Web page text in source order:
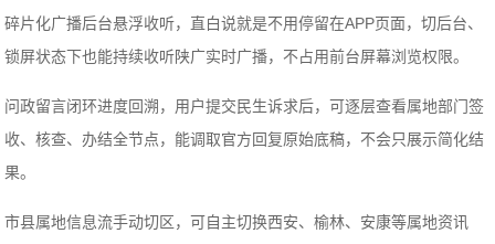
碎片化广播后台悬浮收听，直白说就是不用停留在APP页面，切后台、
锁屏状态下也能持续收听陕广实时广播，不占用前台屏幕浏览权限。
问政留言闭环进度回溯，用户提交民生诉求后，可逐层查看属地部门签
收、核查、办结全节点，能调取官方回复原始底稿，不会只展示简化结
果。
市县属地信息流手动切区，可自主切换西安、榆林、安康等属地资讯